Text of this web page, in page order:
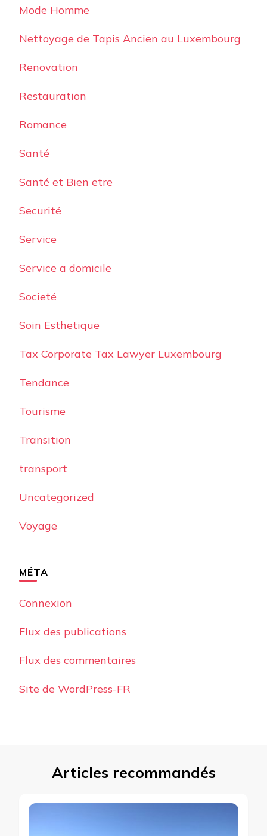
Mode Homme
Nettoyage de Tapis Ancien au Luxembourg
Renovation
Restauration
Romance
Santé
Santé et Bien etre
Securité
Service
Service a domicile
Societé
Soin Esthetique
Tax Corporate Tax Lawyer Luxembourg
Tendance
Tourisme
Transition
transport
Uncategorized
Voyage
MÉTA
Connexion
Flux des publications
Flux des commentaires
Site de WordPress-FR
Articles recommandés